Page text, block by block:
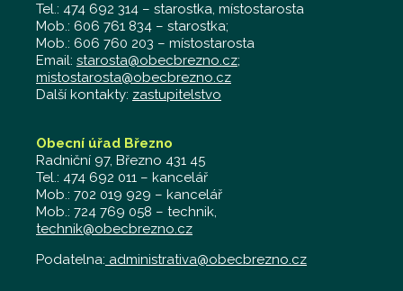
Tel.: 474 692 314 – starostka, místostarosta
Mob.: 606 761 834 – starostka;
Mob.: 606 760 203 – místostarosta
Email: starosta@obecbrezno.cz;
mistostarosta@obecbrezno.cz
Další kontakty: zastupitelstvo
Obecní úřad Březno
Radniční 97, Březno 431 45
Tel.: 474 692 011 – kancelář
Mob.: 702 019 929 – kancelář
Mob.: 724 769 058 – technik,
technik@obecbrezno.cz
Podatelna: administrativa@obecbrezno.cz